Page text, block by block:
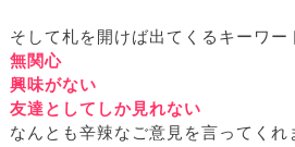
そして札を開けば出てくるキーワー
無関心
興味がない
友達としてしか見れない
なんとも辛辣なご意見を言ってくれ